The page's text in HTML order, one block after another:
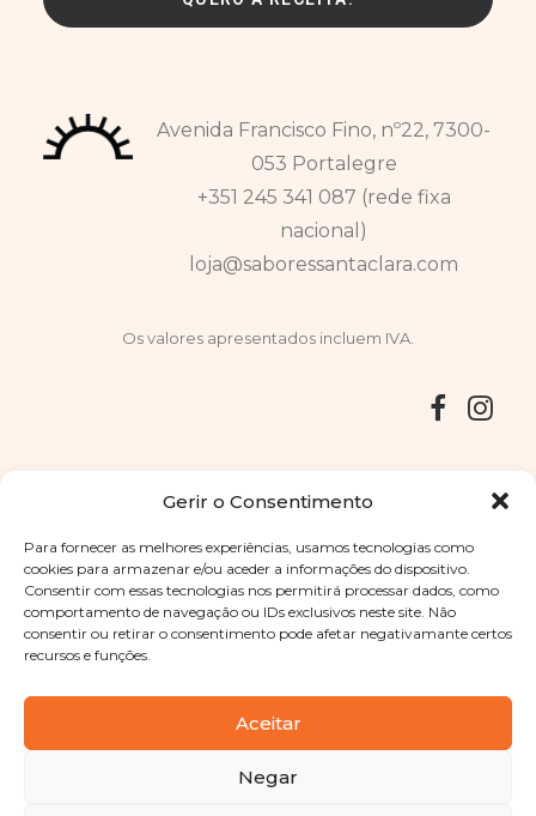
Gerir o Consentimento
Para fornecer as melhores experiências, usamos tecnologias como
cookies para armazenar e/ou aceder a informações do dispositivo.
Consentir com essas tecnologias nos permitirá processar dados, como
comportamento de navegação ou IDs exclusivos neste site. Não
consentir ou retirar o consentimento pode afetar negativamante certos
recursos e funções.
Aceitar
Negar
Avenida Francisco Fino, nº22, 7300-
053 Portalegre
+351 245 341 087 (rede fixa
nacional)
loja@saboressantaclara.com
Os valores apresentados incluem IVA.
Copyright © 2025 Sabores Santa Clara
. Todos os direitos
reservadosPolítica de Privacidade |Termos e condições
Designed byShift Your Branding Agency